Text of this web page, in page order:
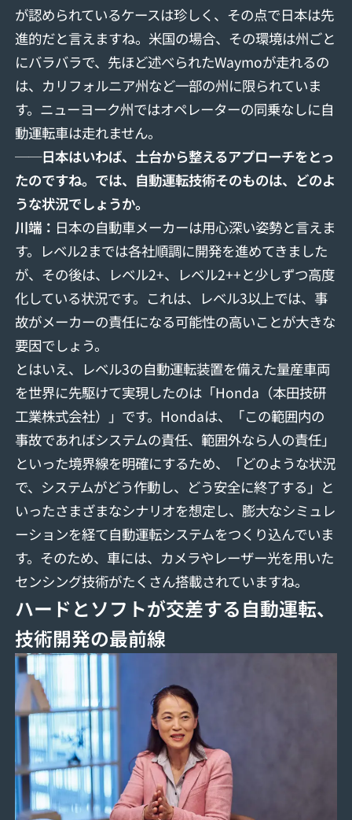
が認められているケースは珍しく、その点で日本は先
進的だと言えますね。米国の場合、その環境は州ごと
にバラバラで、先ほど述べられたWaymoが走れるの
は、カリフォルニア州など一部の州に限られていま
す。ニューヨーク州ではオペレーターの同乗なしに自
動運転車は走れません。
──日本はいわば、土台から整えるアプローチをとっ
たのですね。では、自動運転技術そのものは、どのよ
うな状況でしょうか。
川端： 日本の自動車メーカーは用心深い姿勢と言えま
す。レベル2までは各社順調に開発を進めてきました
が、その後は、レベル2+、レベル2++と少しずつ高度
化している状況です。これは、レベル3以上では、事
故がメーカーの責任になる可能性の高いことが大きな
要因でしょう。
とはいえ、レベル3の自動運転装置を備えた量産車両
を世界に先駆けて実現したのは「Honda（本田技研
工業株式会社）」です。Hondaは、「この範囲内の
事故であればシステムの責任、範囲外なら人の責任」
といった境界線を明確にするため、「どのような状況
で、システムがどう作動し、どう安全に終了する」と
いったさまざまなシナリオを想定し、膨大なシミュレ
ーションを経て自動運転システムをつくり込んでいま
す。そのため、車には、カメラやレーザー光を用いた
センシング技術がたくさん搭載されていますね。
ハードとソフトが交差する自動運転、
技術開発の最前線